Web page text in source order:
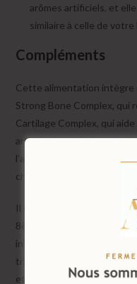
arômes artificiels, et elle
similaire à celle de votre
Compléments
Cette alimentation intègre
Strong Bone Complex, qui
Cartilage Complex, qui
articulations, ainsi que le
l’appétence. Cela garanti
chiot en croissance.
Il est recommandé de
8ème semaine après le
intestinale des chiens par
transition progressive
et des diarrhées.